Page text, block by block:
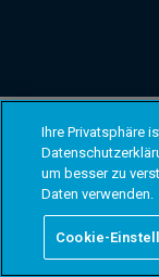
Ihre Privatsphäre
um besser zu
Daten verwenden.
Cookie-